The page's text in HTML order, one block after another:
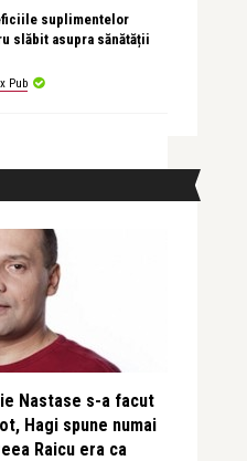
suplimentelor
slăbit asupra sănătății
Pub
Nastase s-a facut
Hagi spune numai
Raicu era ca